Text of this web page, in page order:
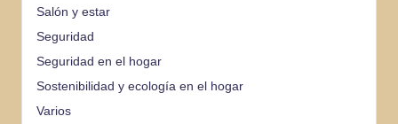
Salón y estar
Seguridad
Seguridad en el hogar
Sostenibilidad y ecología en el hogar
Varios